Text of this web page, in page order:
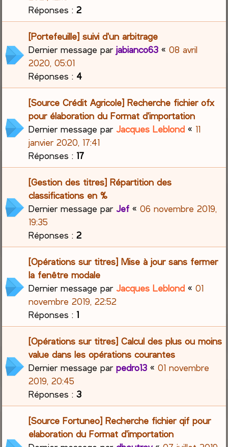
Réponses :2
[Portefeuille] suivi d'un arbitrage
Dernier message parjabianco63 «08 avril
2020, 05:01
Réponses : 4
[Source Crédit Agricole] Recherche fichier ofx
pour élaboration du Format d'importation
Dernier message parJacques Leblond « 11
janvier 2020, 17:41
Réponses :17
[Gestion des titres] Répartition des
classifications en %
Dernier message parJef «06 novembre 2019,
19:35
Réponses :2
[Opérations sur titres] Mise à jour sans fermer
la fenêtre modale
Dernier message parJacques Leblond «01
novembre 2019, 22:52
Réponses :1
[Opérations sur titres] Calcul des plus ou moins
value dans les opérations courantes
Dernier message parpedro13 «01 novembre
2019, 20:45
Réponses :3
[Source Fortuneo] Recherche fichier qif pour
elaboration du Format d'importation